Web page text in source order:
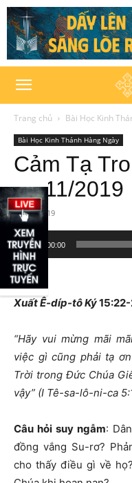
Trang chủ Bài Học Kinh
Bài Học Kinh Thánh Hàng Ngày
Cảm Tạ
28/11/2019
28/11/2019
Trình
phát
âm
thanh
00:00
Xuất Ê-díp-tô Ký
“Hãy vui mừng mãi
việc gì cũng phải tạ
Trời trong Đức Chúa
vậy” (I Tê-sa-lô-ni-ca
Câu hỏi suy ngẫm:
đồng vắng Su-rơ?
cho thấy điều gì về